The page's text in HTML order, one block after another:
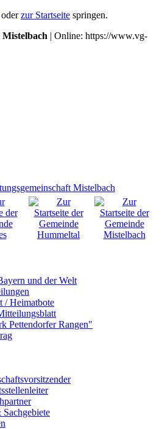
oderzur Startseite springen.
Mistelbach | Online: https://www.vg-
und der Welt
/ Heimatbote
Pettendorfer Rangen"